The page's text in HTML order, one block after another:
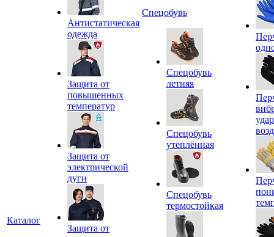
Каталог
Антистатическая
одежда
Защита от
повышенных
температур
Защита от
электрической
дуги
Защита от
Спецобувь
Спецобувь
летняя
Спецобувь
утеплённая
Спецобувь
термостойкая